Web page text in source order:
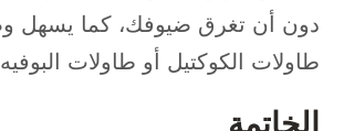
دون أن تغرق ضيوفك، كما يسهل
طاولات الكوكتيل أو طاولات
الخاتمة